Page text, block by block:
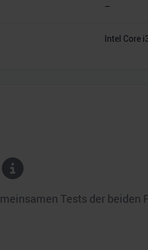
–
Intel Core
Tests der beiden